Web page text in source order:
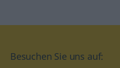
Besuchen Sie uns auf: